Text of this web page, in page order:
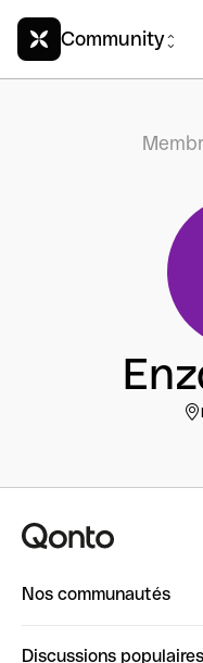
Community
Nos communautés
Discussions populaires